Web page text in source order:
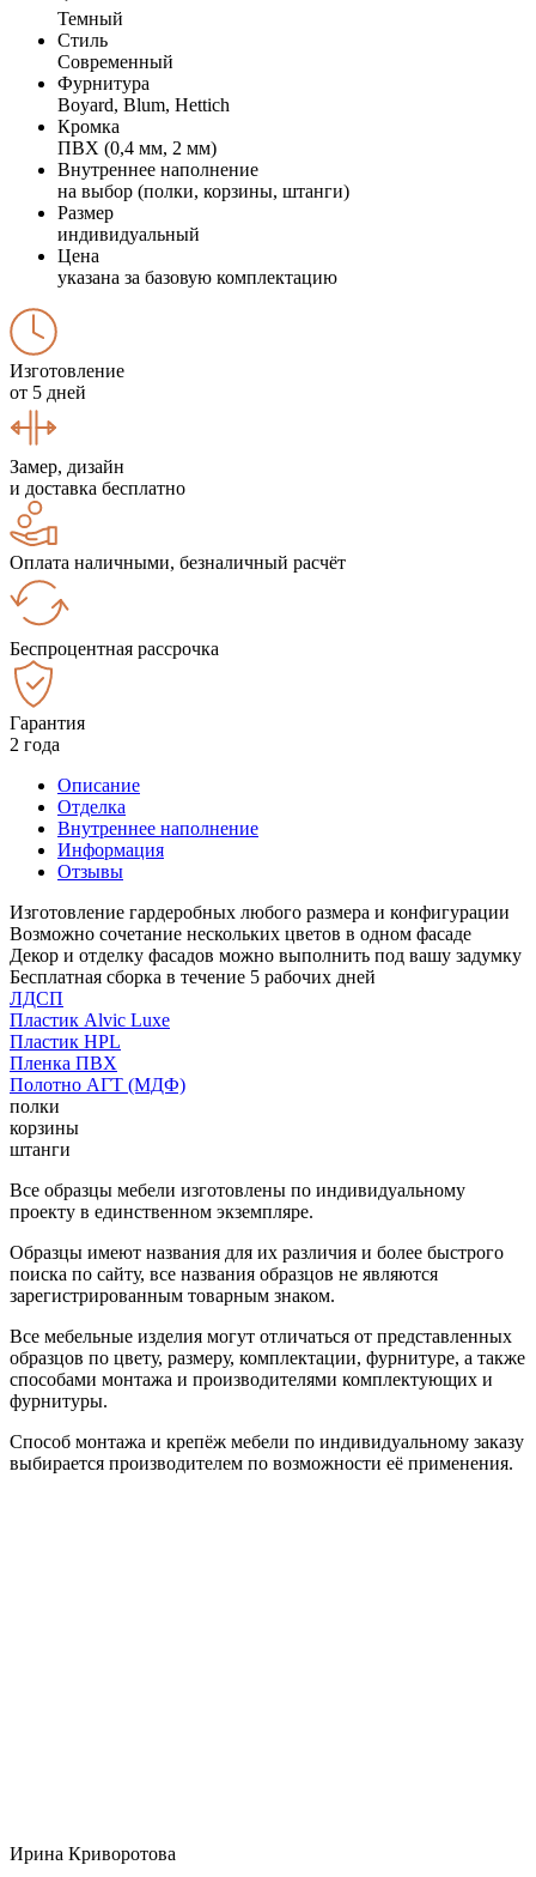
Темный
Стиль
Современный
Фурнитура
Boyard, Blum, Hettich
Кромка
ПВХ (0,4 мм, 2 мм)
Внутреннее наполнение
на выбор (полки, корзины, штанги)
Размер
индивидуальный
Цена
указана за базовую комплектацию
Изготовление
от 5 дней
Замер, дизайн
и доставка бесплатно
Оплата наличными, безналичный расчёт
Беспроцентная рассрочка
Гарантия
2 года
Описание
Отделка
Внутреннее наполнение
Информация
Отзывы
Изготовление гардеробных любого размера и конфигурации
Возможно сочетание нескольких цветов в одном фасаде
Декор и отделку фасадов можно выполнить под вашу задумку
Бесплатная сборка в течение 5 рабочих дней
ЛДСП
Пластик Alvic Luxe
Пластик HPL
Пленка ПВХ
Полотно АГТ (МДФ)
полки
корзины
штанги
Все образцы мебели изготовлены по индивидуальному
проекту в единственном экземпляре.
Образцы имеют названия для их различия и более быстрого
поиска по сайту, все названия образцов не являются
зарегистрированным товарным знаком.
Все мебельные изделия могут отличаться от представленных
образцов по цвету, размеру, комплектации, фурнитуре, а также
способами монтажа и производителями комплектующих и
фурнитуры.
Способ монтажа и крепёж мебели по индивидуальному заказу
выбирается производителем по возможности её применения.
Ирина Криворотова